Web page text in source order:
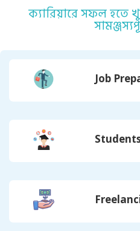
ক্যারিয়ারে সফল হতে
Job